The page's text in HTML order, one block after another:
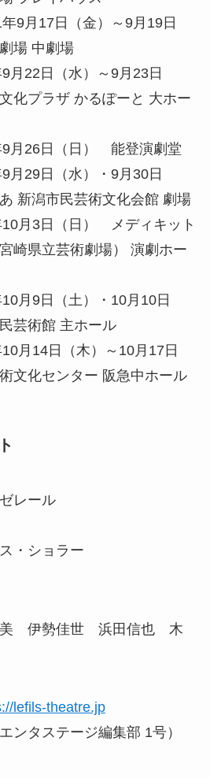
9月17日（金）～9月19日
場 中劇場
月22日（水）～9月23日
化プラザ かるぽーと 大ホー
9月26日（日） 能登演劇堂
月29日（水）・9月30日
新潟市民芸術文化会館 劇場
10月3日（日） メディキット
崎県立芸術劇場） 演劇ホー
月9日（土）・10月10日
芸術館 主ホール
月14日（木）～10月17日
文化センター 阪急中ホール
レール
・ショラー
美 伊勢佳世 浜田信也 木
lefils-theatre.jp
ンタステージ編集部 1号）